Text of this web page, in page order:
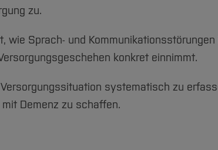
zu.
Sprach- und
konkret einnimmt.
systematisch zu
Demenz zu schaffen.